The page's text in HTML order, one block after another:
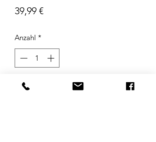
39,99 €Preis
Anzahl *
In den Warenkorb